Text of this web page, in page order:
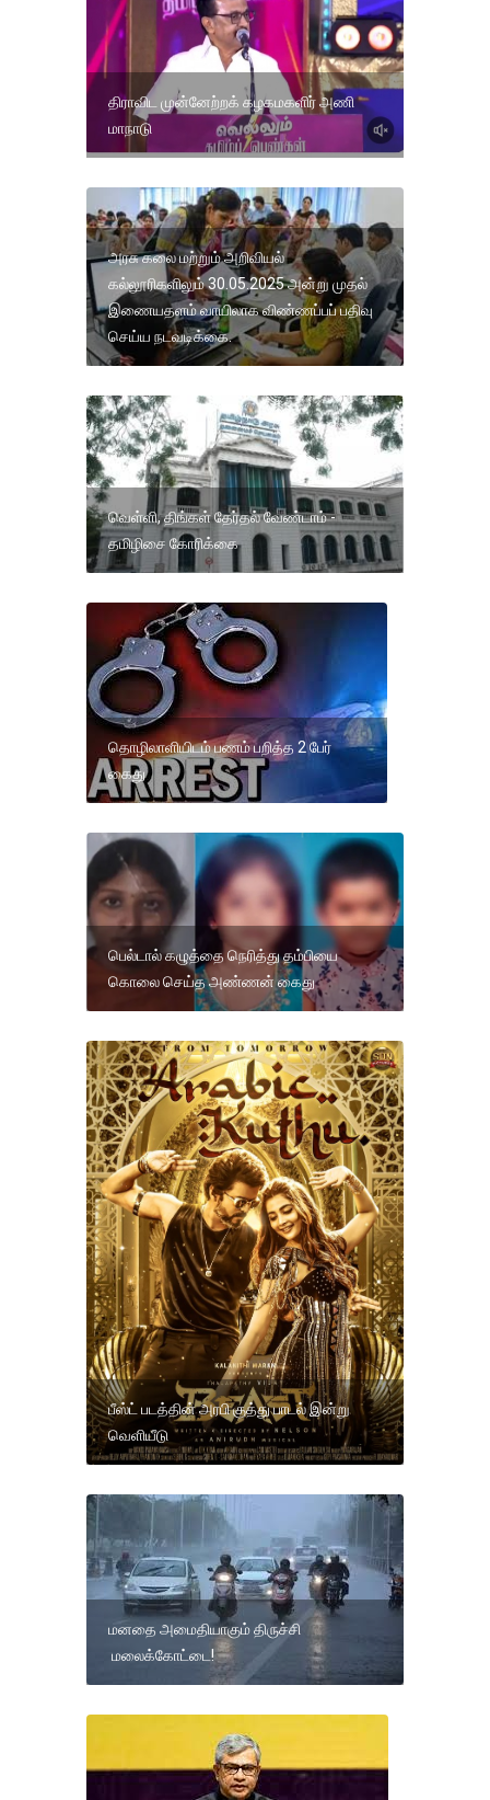
திராவிட முன்னேற்றக் கழகமகளிர் அணி
மாநாடு
அரசு கலை மற்றும் அறிவியல்
கல்லூரிகளிலும் 30.05.2025 அன்று முதல்
இணையதளம் வாயிலாக விண்ணப்பப் பதிவு
செய்ய நடவடிக்கை.
வெள்ளி, திங்கள் தேர்தல் வேண்டாம் -
தமிழிசை கோரிக்கை
தொழிலாளியிடம் பணம் பறித்த 2 பேர்
கைது
பெல்டால் கழுத்தை நெரித்து தம்பியை
கொலை செய்த அண்ணன் கைது
பீஸ்ட் படத்தின் அரபி குத்து பாடல் இன்று
வெளியீடு
மனதை அமைதியாகும் திருச்சி
மலைக்கோட்டை!